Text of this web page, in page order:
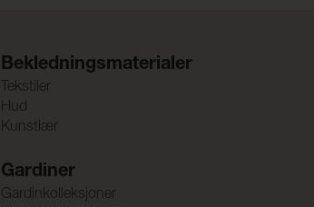
Bekledningsmaterialer
Tekstiler
Hud
Kunstlær
Gardiner
Gardinkolleksjoner